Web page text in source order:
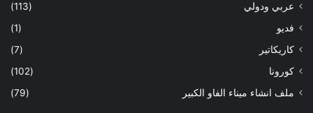
عربي ودولي
(113)
فديو
(1)
كاريكاتير
(7)
كورونا
(102)
ملف انشاء ميناء الفاو الكبير
(79)